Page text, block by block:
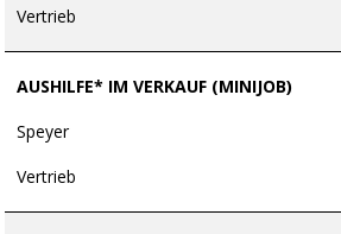
Vertrieb
AUSHILFE* IM VERKAUF (MINIJOB)
Speyer
Vertrieb